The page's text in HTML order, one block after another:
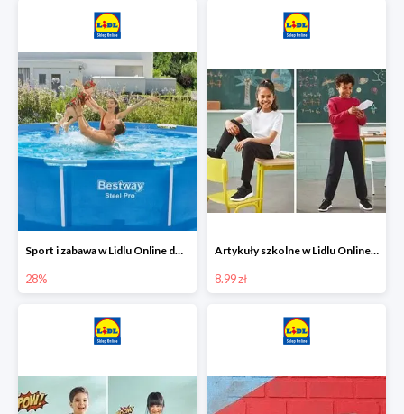
Sport i zabawa w Lidlu Online do -28%
28%
Artykuły szkolne w Lidlu Online od 8,99 zł
8.99 zł